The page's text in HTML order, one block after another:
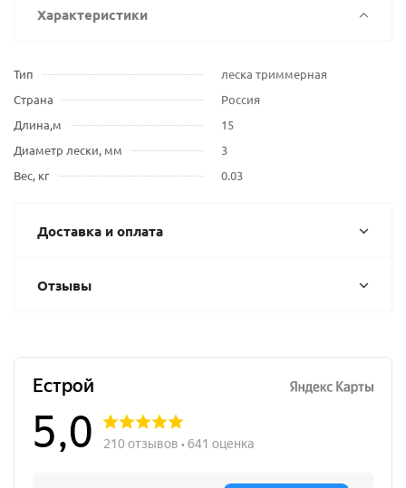
Характеристики
Тип
леска триммерная
Страна
Россия
Длина,м
15
Диаметр лески, мм
3
Вес, кг
0.03
Доставка и оплата
Отзывы